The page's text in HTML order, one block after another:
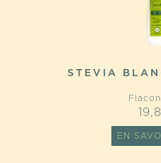
STEVIA
Flacon
EN